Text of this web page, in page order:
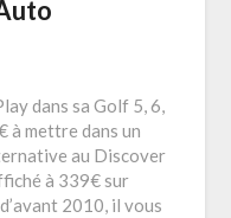
dans sa Golf 5, 6,
à mettre dans un
au Discover
à 339€ sur
2010, il vous